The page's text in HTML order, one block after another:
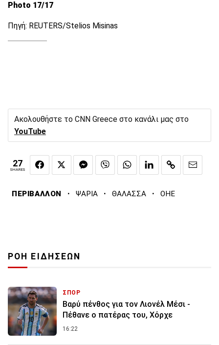
Photo 17/17
Πηγή: REUTERS/Stelios Misinas
Ακολουθήστε το CNN Greece στο κανάλι μας στο
YouTube
27
SHARES
ΠΕΡΙΒΑΛΛΟΝ · ΨΑΡΙΑ · ΘΑΛΑΣΣΑ · ΟΗΕ
ΡΟΗ ΕΙΔΗΣΕΩΝ
ΣΠΟΡ
Βαρύ πένθος για τον Λιονέλ Μέσι -
Πέθανε ο πατέρας του, Χόρχε
16:22